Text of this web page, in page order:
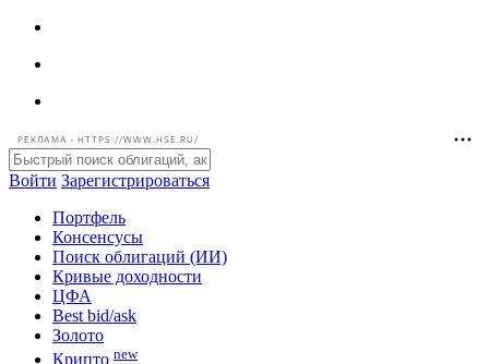
РЕКЛАМА • HTTPS://WWW.HSE.RU/
Войти Зарегистрироваться
Портфель
Консенсусы
Поиск облигаций (ИИ)
Кривые доходности